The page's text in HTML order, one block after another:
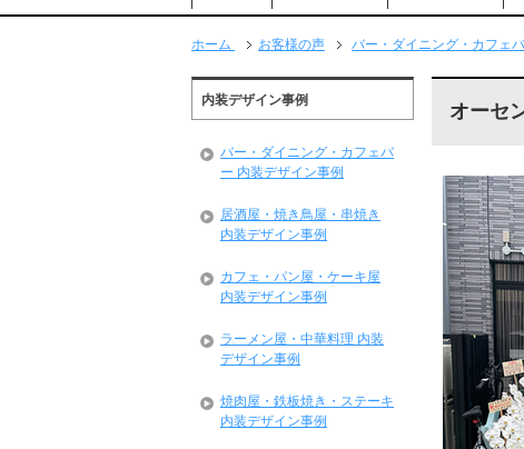
ホーム お客様の声 バー・ダイニング・カフェ
オーセ
内装デザイン事例
バー・ダイニング・カフェバ
ー 内装デザイン事例
居酒屋・焼き鳥屋・串焼き
内装デザイン事例
カフェ・パン屋・ケーキ屋
内装デザイン事例
ラーメン屋・中華料理 内装
デザイン事例
焼肉屋・鉄板焼き・ステーキ
内装デザイン事例